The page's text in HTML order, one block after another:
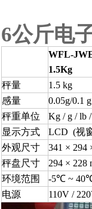
6公斤电
WFL-
1.5Kg
秤量
1.5 kg
感量
0.05g/0.1 g
秤重单位
Kg / g / lb
显示方式
LCD (视
外观尺寸
341 × 294
秤盘尺寸
294 × 228
环境范围
-5℃ ~
电源
110V /